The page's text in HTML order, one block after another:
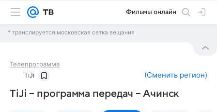
Фильмы онлайн
* транслируется московская сетка вещания
Телепрограмма
TiJi (Сменить регион)
TiJi – программа передач – Ачинск